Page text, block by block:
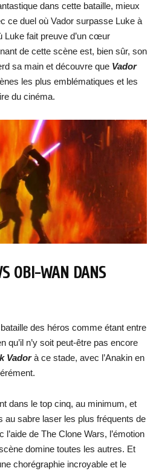
dans cette bataille, mieux
ce duel où Vador surpasse Luke à
Luke fait preuve d’un cœur
de cette scène est, bien sûr, son
sa main et découvre que Vador
les plus emblématiques et les
du cinéma.
OBI-WAN DANS
des héros comme étant entre
qu’il n’y soit peut-être pas encore
Vadorà ce stade, avec l’Anakin en
dans le top cinq, au minimum, et
au sabre laser les plus fréquents de
de The Clone Wars, l’émotion
domine toutes les autres. Et
chorégraphie incroyable et le